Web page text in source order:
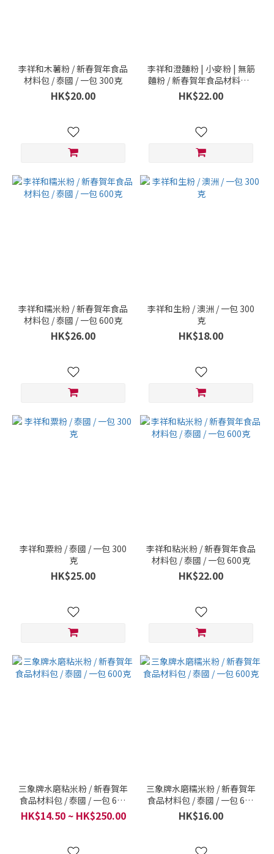
李祥和木薯粉 / 新春賀年食品
材料包 / 泰國 / 一包 300克
HK$20.00
李祥和澄麵粉 | 小麥粉 | 無筋
麵粉 / 新春賀年食品材料包 /
德國 / 一包 300克
HK$22.00
李祥和糯米粉 / 新春賀年食品
材料包 / 泰國 / 一包 600克
HK$26.00
李祥和生粉 / 澳洲 / 一包 300
克
HK$18.00
李祥和粟粉 / 泰國 / 一包 300
克
HK$25.00
李祥和粘米粉 / 新春賀年食品
材料包 / 泰國 / 一包 600克
HK$22.00
三象牌水磨粘米粉 / 新春賀年
食品材料包 / 泰國 / 一包 600
克
HK$14.50 ~ HK$250.00
三象牌水磨糯米粉 / 新春賀年
食品材料包 / 泰國 / 一包 600
克
HK$16.00